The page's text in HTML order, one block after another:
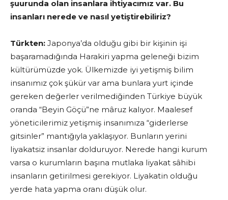
şuurunda olan insanlara ihtiyacımız var. Bu
insanları nerede ve nasıl yetiştirebiliriz?
Türkten: Japonya’da olduğu gibi bir kişinin işi
başaramadığında Harakiri yapma geleneği bizim
kültürümüzde yok. Ülkemizde iyi yetişmiş bilim
insanımız çok şükür var ama bunlara yurt içinde
gereken değerler verilmediğinden Türkiye büyük
oranda “Beyin Göçü”ne mâruz kalıyor. Maalesef
yöneticilerimiz yetişmiş insanımıza “giderlerse
gitsinler” mantığıyla yaklaşıyor. Bunların yerini
liyakatsiz insanlar dolduruyor. Nerede hangi kurum
varsa o kurumların başına mutlaka liyakat sâhibi
insanların getirilmesi gerekiyor. Liyakatin olduğu
yerde hata yapma oranı düşük olur.